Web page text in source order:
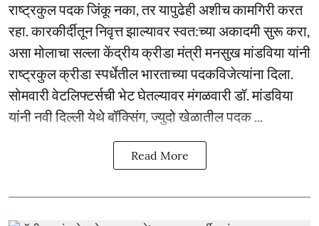
राष्ट्रकुल पदक जिंकू नका, तर यापुढेही अशीच कामगिरी करत
रहा. कारकीर्दीतून निवृत्त झाल्यावर स्वत:च्या अकादमी सुरू करा,
असा मोलाचा सल्ला केंद्रीय क्रीडा मंत्री मनसुख मांडविया यांनी
राष्ट्रकुल क्रीडा स्पर्धेतील भारताच्या पदकविजेत्यांना दिला.
सोमवारी वेटलिफ्टर्सची भेट घेतल्यावर मंगळवारी डॉ. मांडविया
यांनी नवी दिल्ली येथे बॉक्सिंग, ज्युदो खेळातील पदक ...
Read More